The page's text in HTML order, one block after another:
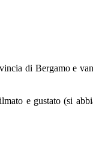
di Bergamo e
e gustato (si